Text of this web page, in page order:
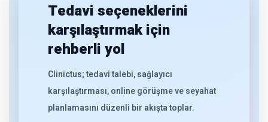
Tedavi seçeneklerini
karşılaştırmak için
rehberli yol
Clinictus; tedavi talebi, sağlayıcı
karşılaştırması, online görüşme ve seyahat
planlamasını düzenli bir akışta toplar.